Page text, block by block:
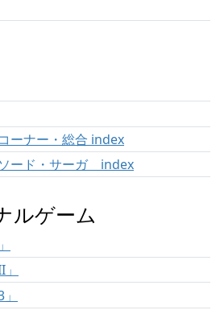
ーナー・総合 index
ード・サーガ index
ルゲーム